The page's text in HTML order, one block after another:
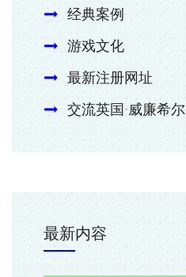
经典案例
游戏文化
最新注册网址
交流英国·威廉希尔
最新内容